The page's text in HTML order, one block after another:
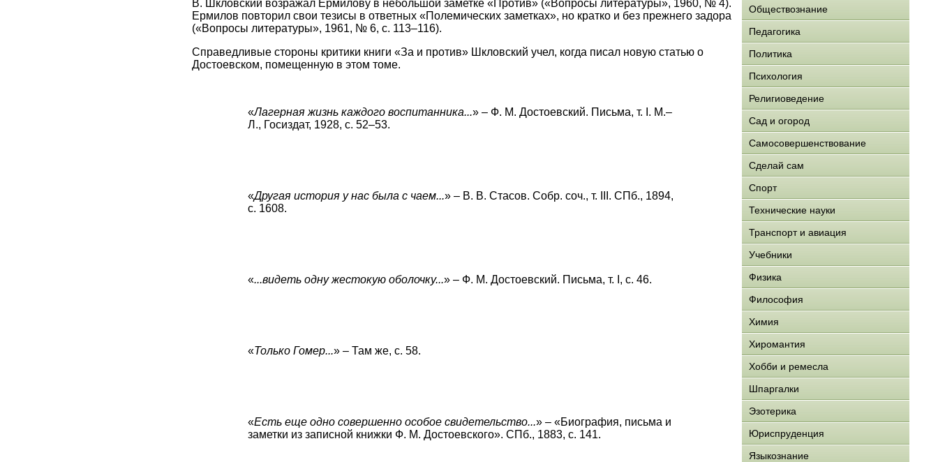
В. Шкловский возражал Ермилову в небольшой заметке «Против» («Вопросы литературы», 1960, № 4).
Ермилов повторил свои тезисы в ответных «Полемических заметках», но кратко и без прежнего задора
(«Вопросы литературы», 1961, № 6, с. 113–116).
Справедливые стороны критики книги «За и против» Шкловский учел, когда писал новую статью о
Достоевском, помещенную в этом томе.
«Лагерная жизнь каждого воспитанника...» – Ф. М. Достоевский. Письма, т. I. M.–
Л., Госиздат, 1928, с. 52–53.
«Другая история у нас была с чаем...» – В. В. Стасов. Собр. соч., т. III. СПб., 1894,
с. 1608.
«...видеть одну жестокую оболочку...» – Ф. М. Достоевский. Письма, т. I, с. 46.
«Только Гомер...» – Там же, с. 58.
«Есть еще одно совершенно особое свидетельство...» – «Биография, письма и
заметки из записной книжки Ф. М. Достоевского». СПб., 1883, с. 141.
Обществознание
Педагогика
Политика
Психология
Религиоведение
Сад и огород
Самосовершенствование
Сделай сам
Спорт
Технические науки
Транспорт и авиация
Учебники
Физика
Философия
Химия
Хиромантия
Хобби и ремесла
Шпаргалки
Эзотерика
Юриспруденция
Языкознание